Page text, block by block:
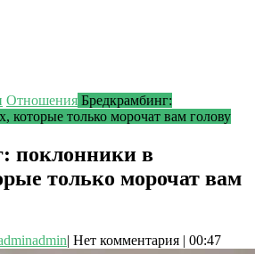
Отношения Бредкрамбинг:
которые только морочат вам голову
поклонники в
только морочат вам
admin| Нет комментария | 00:47